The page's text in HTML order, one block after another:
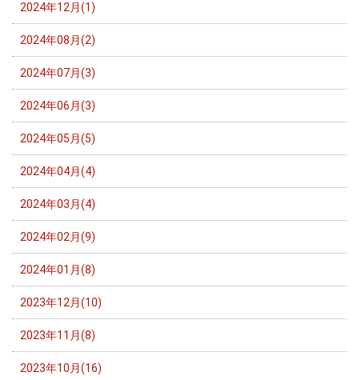
2024年12月(1)
2024年08月(2)
2024年07月(3)
2024年06月(3)
2024年05月(5)
2024年04月(4)
2024年03月(4)
2024年02月(9)
2024年01月(8)
2023年12月(10)
2023年11月(8)
2023年10月(16)